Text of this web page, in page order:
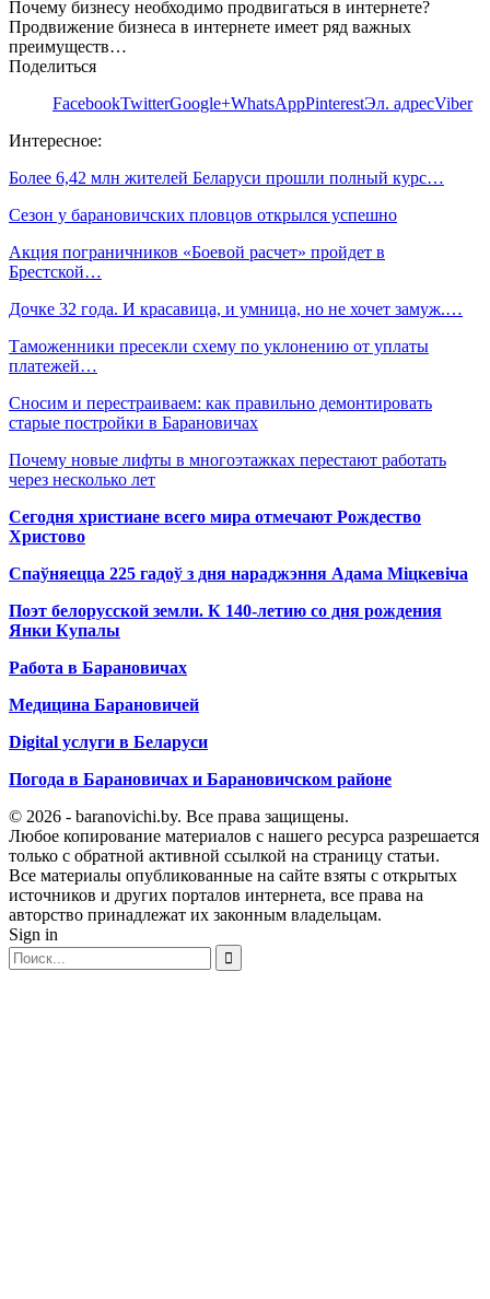
Почему бизнесу необходимо продвигаться в интернете?
Продвижение бизнеса в интернете имеет ряд важных
преимуществ…
Поделиться
FacebookTwitterGoogle+WhatsAppPinterestЭл. адресViber
Интересное:
Более 6,42 млн жителей Беларуси прошли полный курс…
Сезон у барановичских пловцов открылся успешно
Акция пограничников «Боевой расчет» пройдет в
Брестской…
Дочке 32 года. И красавица, и умница, но не хочет замуж.…
Таможенники пресекли схему по уклонению от уплаты
платежей…
Сносим и перестраиваем: как правильно демонтировать
старые постройки в Барановичах
Почему новые лифты в многоэтажках перестают работать
через несколько лет
Сегодня христиане всего мира отмечают Рождество
Христово
Спаўняецца 225 гадоў з дня нараджэння Адама Міцкевіча
Поэт белорусской земли. К 140-летию со дня рождения
Янки Купалы
Работа в Барановичах
Медицина Барановичей
Digital услуги в Беларуси
Погода в Барановичах и Барановичском районе
© 2026 - baranovichi.by. Все права защищены.
Любое копирование материалов с нашего ресурса разрешается
только с обратной активной ссылкой на страницу статьи.
Все материалы опубликованные на сайте взяты с открытых
источников и других порталов интернета, все права на
авторство принадлежат их законным владельцам.
Sign in